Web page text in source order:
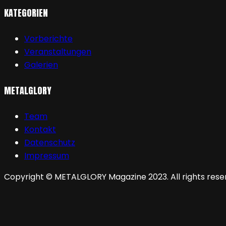
KATEGORIEN
Vorberichte
Veranstaltungen
Galerien
METALGLORY
Team
Kontakt
Datenschutz
Impressum
Copyright © METALGLORY Magazine 2023. All rights